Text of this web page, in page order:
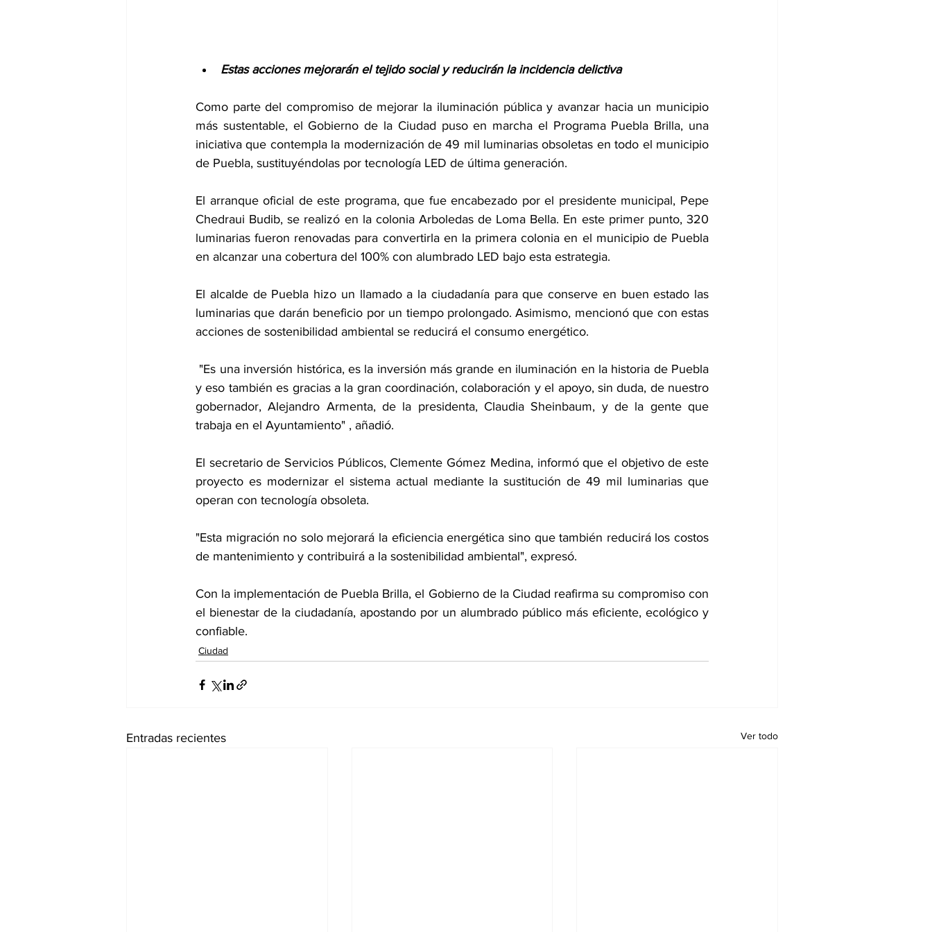
Estas acciones mejorarán el tejido social y reducirán la incidencia delictiva
Como parte del compromiso de mejorar la iluminación pública y avanzar hacia un municipio
más sustentable, el Gobierno de la Ciudad puso en marcha el Programa Puebla Brilla, una
iniciativa que contempla la modernización de 49 mil luminarias obsoletas en todo el municipio
de Puebla, sustituyéndolas por tecnología LED de última generación.
El arranque oficial de este programa, que fue encabezado por el presidente municipal, Pepe
Chedraui Budib, se realizó en la colonia Arboledas de Loma Bella. En este primer punto, 320
luminarias fueron renovadas para convertirla en la primera colonia en el municipio de Puebla
en alcanzar una cobertura del 100% con alumbrado LED bajo esta estrategia.
El alcalde de Puebla hizo un llamado a la ciudadanía para que conserve en buen estado las
luminarias que darán beneficio por un tiempo prolongado. Asimismo, mencionó que con estas
acciones de sostenibilidad ambiental se reducirá el consumo energético.
y eso también es gracias a la gran coordinación, colaboración y el apoyo, sin duda, de nuestro
gobernador, Alejandro Armenta, de la presidenta, Claudia Sheinbaum, y de la gente que
trabaja en el Ayuntamiento" , añadió.
El secretario de Servicios Públicos, Clemente Gómez Medina, informó que el objetivo de este
proyecto es modernizar el sistema actual mediante la sustitución de 49 mil luminarias que
operan con tecnología obsoleta.
"Esta migración no solo mejorará la eficiencia energética sino que también reducirá los costos
de mantenimiento y contribuirá a la sostenibilidad ambiental", expresó.
Con la implementación de Puebla Brilla, el Gobierno de la Ciudad reafirma su compromiso con
el bienestar de la ciudadanía, apostando por un alumbrado público más eficiente, ecológico y
confiable.
Ciudad
Entradas recientes Ver todo